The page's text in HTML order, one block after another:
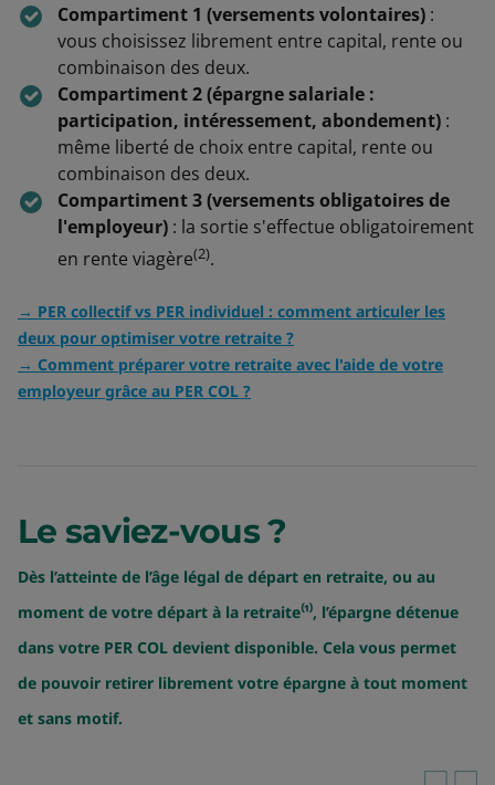
Compartiment 1 (versements volontaires) :
vous choisissez librement entre capital, rente ou
combinaison des deux.
Compartiment 2 (épargne salariale :
participation, intéressement, abondement) :
même liberté de choix entre capital, rente ou
combinaison des deux.
Compartiment 3 (versements obligatoires de
l'employeur) : la sortie s'effectue obligatoirement
en rente viagère(2).
→ PER collectif vs PER individuel : comment articuler les
deux pour optimiser votre retraite ?
→ Comment préparer votre retraite avec l'aide de votre
employeur grâce au PER COL ?
Le saviez-vous ?
Dès l’atteinte de l’âge légal de départ en retraite, ou au
moment de votre départ à la retraite⁽¹⁾, l’épargne détenue
dans votre PER COL devient disponible. Cela vous permet
de pouvoir retirer librement votre épargne à tout moment
et sans motif.